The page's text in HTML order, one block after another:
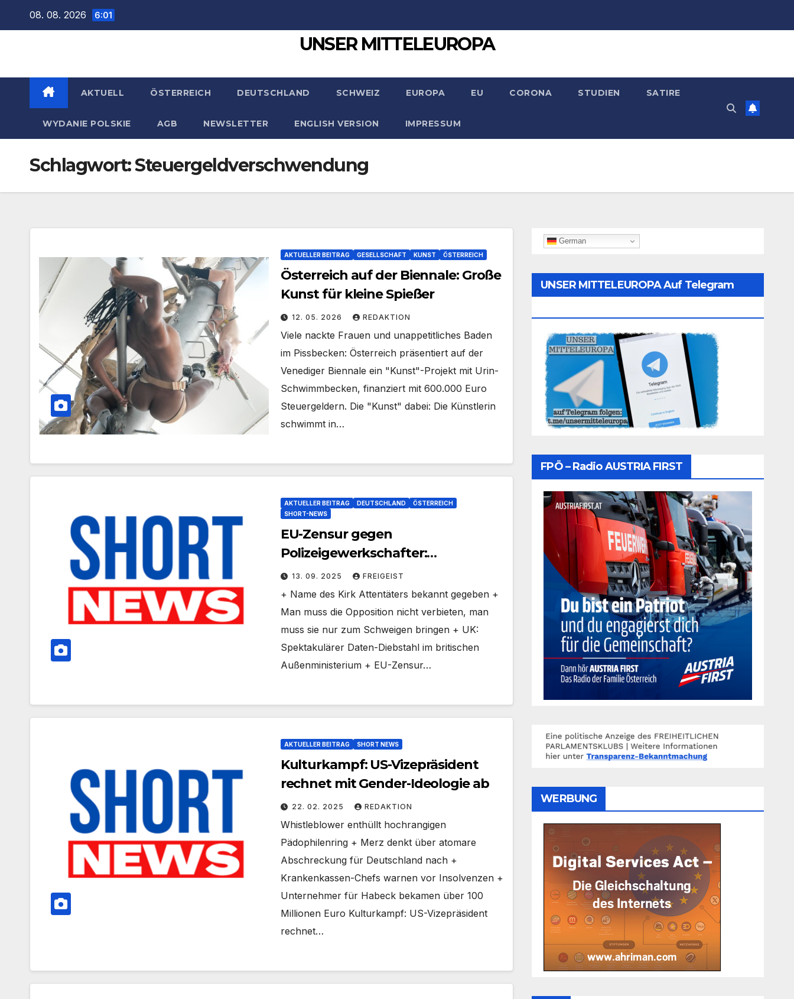
08. 08. 2026 6:01
UNSER MITTELEUROPA
AKTUELL ÖSTERREICH DEUTSCHLAND SCHWEIZ EUROPA EU CORONA STUDIEN SATIRE
WYDANIE POLSKIE AGB NEWSLETTER ENGLISH VERSION IMPRESSUM
Schlagwort:Steuergeldverschwendung
AKTUELLER BEITRAG GESELLSCHAFT KUNST ÖSTERREICH
Österreich auf der Biennale: Große
Kunst für kleine Spießer
12. 05. 2026 REDAKTION
Viele nackte Frauen und unappetitliches Baden
im Pissbecken: Österreich präsentiert auf der
Venediger Biennale ein "Kunst"-Projekt mit Urin-
Schwimmbecken, finanziert mit 600.000 Euro
Steuergeldern. Die "Kunst" dabei: Die Künstlerin
schwimmt in…
AKTUELLER BEITRAG DEUTSCHLAND
ÖSTERREICH
SHORT-NEWS
EU-Zensur gegen
Polizeigewerkschafter:
Unliebsame Prognose gelöscht
13. 09. 2025 FREIGEIST
+ Name des Kirk Attentäters bekannt gegeben +
Man muss die Opposition nicht verbieten, man
muss sie nur zum Schweigen bringen + UK:
Spektakulärer Daten-Diebstahl im britischen
Außenministerium + EU-Zensur…
AKTUELLER BEITRAG SHORT NEWS
Kulturkampf: US-Vizepräsident
rechnet mit Gender-Ideologie ab
22. 02. 2025 REDAKTION
Whistleblower enthüllt hochrangigen
Pädophilenring + Merz denkt über atomare
Abschreckung für Deutschland nach +
Krankenkassen-Chefs warnen vor Insolvenzen +
Unternehmer für Habeck bekamen über 100
Millionen Euro Kulturkampf: US-Vizepräsident
rechnet…
German
UNSER MITTELEUROPA Auf Telegram
FPÖ – Radio AUSTRIA FIRST
WERBUNG